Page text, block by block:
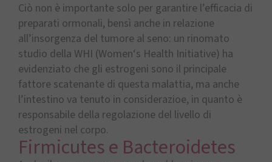
Ciò non è importante solo per garantire l’efficacia di
preparati ormonali, bensì anche in relazione
all’insorgenza del tumore al seno: un rinomato
studio della WHI (Women‘s Health Initiative) ha
evidenziato che gli estrogeni sono il principale
fattore scatenante di questa malattia, ma anche
l’intestino va tenuto in considerazioe, in quanto è
responsabile della regolazione del livello di
estrogeni nel corpo.
Firmicutes e Bacteroidetes